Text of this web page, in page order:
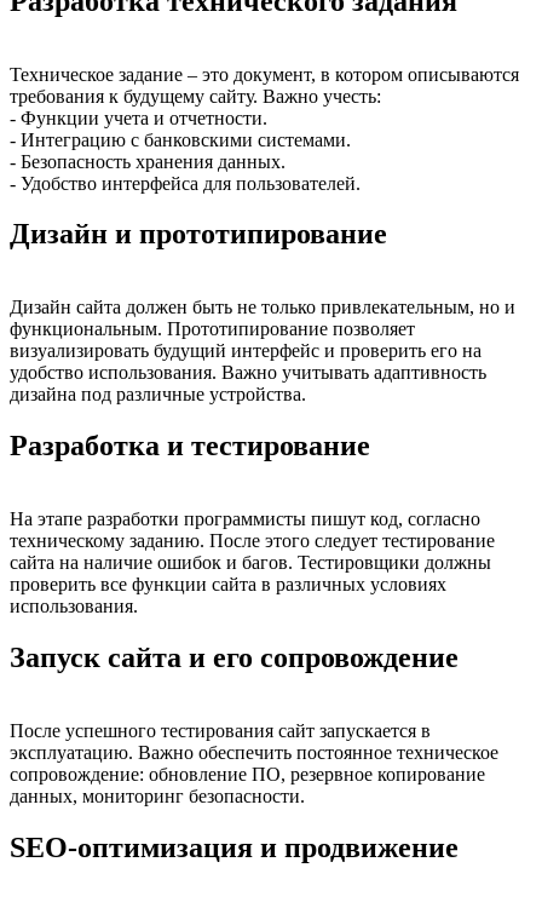
Техническое задание – это документ, в котором описываются
требования к будущему сайту. Важно учесть:
- Функции учета и отчетности.
- Интеграцию с банковскими системами.
- Безопасность хранения данных.
- Удобство интерфейса для пользователей.
Дизайн и прототипирование
Дизайн сайта должен быть не только привлекательным, но и
функциональным. Прототипирование позволяет
визуализировать будущий интерфейс и проверить его на
удобство использования. Важно учитывать адаптивность
дизайна под различные устройства.
Разработка и тестирование
На этапе разработки программисты пишут код, согласно
техническому заданию. После этого следует тестирование
сайта на наличие ошибок и багов. Тестировщики должны
проверить все функции сайта в различных условиях
использования.
Запуск сайта и его сопровождение
После успешного тестирования сайт запускается в
эксплуатацию. Важно обеспечить постоянное техническое
сопровождение: обновление ПО, резервное копирование
данных, мониторинг безопасности.
SEO-оптимизация и продвижение